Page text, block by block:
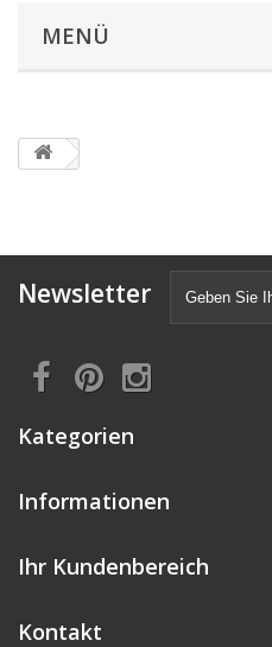
MENÜ
Newsletter
Kategorien
Informationen
Ihr Kundenbereich
Kontakt